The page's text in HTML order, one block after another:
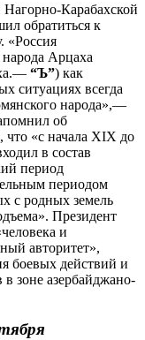
Карабахской
обратиться к
«Россия
Арцаха
“Ъ”) как
ситуациях всегда
народа»,—
об
что «с начала XIX до
в состав
период
периодом
с родных земель
Президент
и
авторитет»,
боевых действий и
зоне азербайджано-